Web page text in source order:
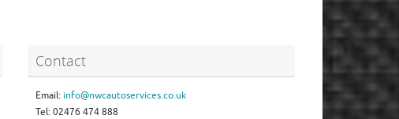
Contact
Email: info@nwcautoservices.co.uk
Tel: 02476 474 888